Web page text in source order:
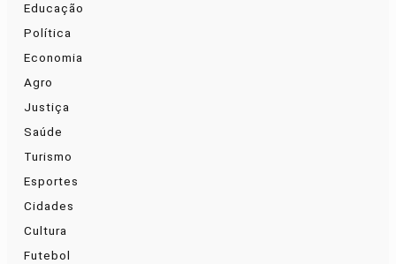
Educação
Política
Economia
Agro
Justiça
Saúde
Turismo
Esportes
Cidades
Cultura
Futebol